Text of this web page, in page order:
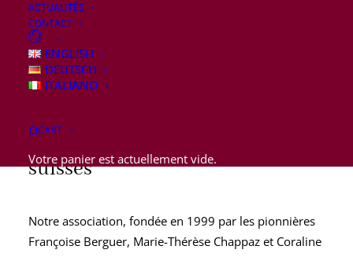
ACTUALITÉS
CONTACT
ENGLISH
DEUTSCH
ITALIANO
CART
Votre panier est actuellement vide.
À la rencontre des vigneronnes
suisses
Notre association, fondée en 1999 par les pionnières
Françoise Berguer, Marie-Thérèse Chappaz et Coraline